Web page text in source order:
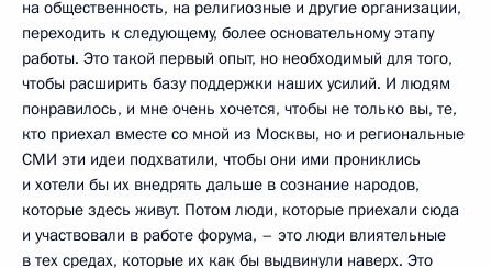
на общественность, на религиозные и другие организации,
переходить к следующему, более основательному этапу
работы. Это такой первый опыт, но необходимый для того,
чтобы расширить базу поддержки наших усилий. И людям
понравилось, и мне очень хочется, чтобы не только вы, те,
кто приехал вместе со мной из Москвы, но и региональные
СМИ эти идеи подхватили, чтобы они ими прониклись
и хотели бы их внедрять дальше в сознание народов,
которые здесь живут. Потом люди, которые приехали сюда
и участвовали в работе форума, – это люди влиятельные
в тех средах, которые их как бы выдвинули наверх. Это